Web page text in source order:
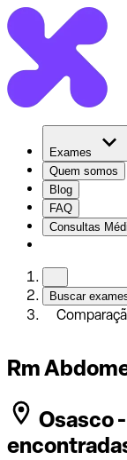
Exames
Quem somos
Blog
FAQ
Consultas
Buscar
Rm
Osasco